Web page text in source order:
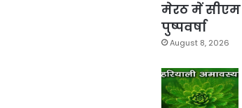
मेरठ में सीएम
पुष्पवर्षा
August 8, 2026